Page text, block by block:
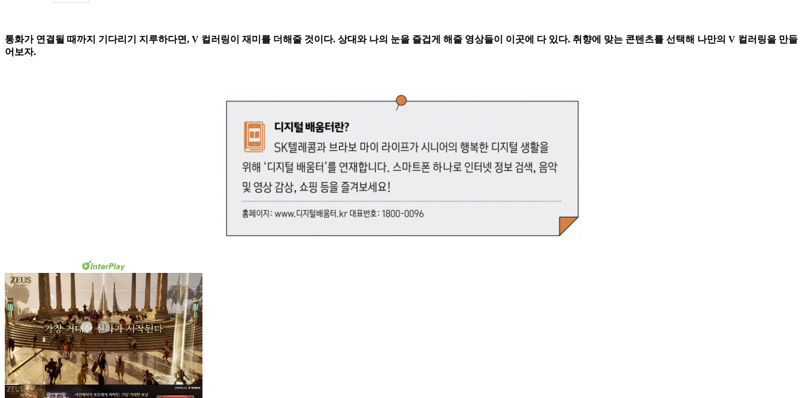
통화가 연결될 때까지 기다리기 지루하다면, V 컬러링이 재미를 더해줄 것이다. 상대와 나의 눈을 즐겁게 해줄 영상들이 이곳에 다 있다. 취향에 맞는 콘텐츠를 선택해 나만의 V 컬러링을 만들
어보자.